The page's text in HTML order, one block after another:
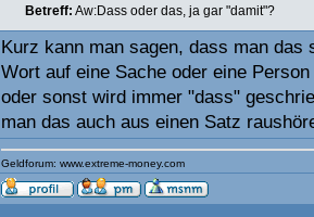
Betreff: Aw:Dass oder das, ja gar "damit"?
Kurz kann man sagen, dass man das
Wort auf eine Sache oder eine
oder sonst wird immer "dass"
man das auch aus einen Satz
Geldforum: www.extreme-money.com